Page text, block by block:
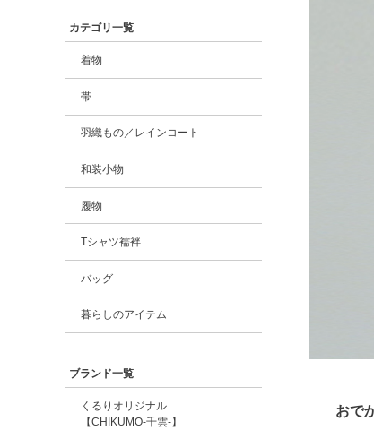
カテゴリ一覧
着物
帯
羽織もの／レインコート
和装小物
履物
Tシャツ襦袢
バッグ
暮らしのアイテム
ブランド一覧
くるりオリジナル
【CHIKUMO-千雲-】
おで